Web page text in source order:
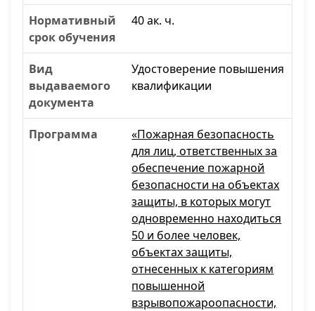
40 ак. ч.
Удостоверение повышения
квалификации
«Пожарная безопасность
для лиц, ответственных за
обеспечение пожарной
безопасности на объектах
защиты, в которых могут
одновременно находиться
50 и более человек,
объектах защиты,
отнесенных к категориям
повышенной
взрывопожароопасности,